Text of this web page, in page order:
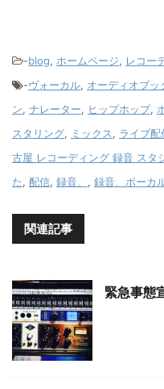
-blog, ホームページ, レコー
-ヴォーカル, オーディオブッ
ン, ナレーター, ヒップホップ,
スタリング, ミックス, ライブ配
古屋 レコーディング 録音 スタ
た, 配信, 録音、 , 録音、ボーカ
関連記事
緊急事態